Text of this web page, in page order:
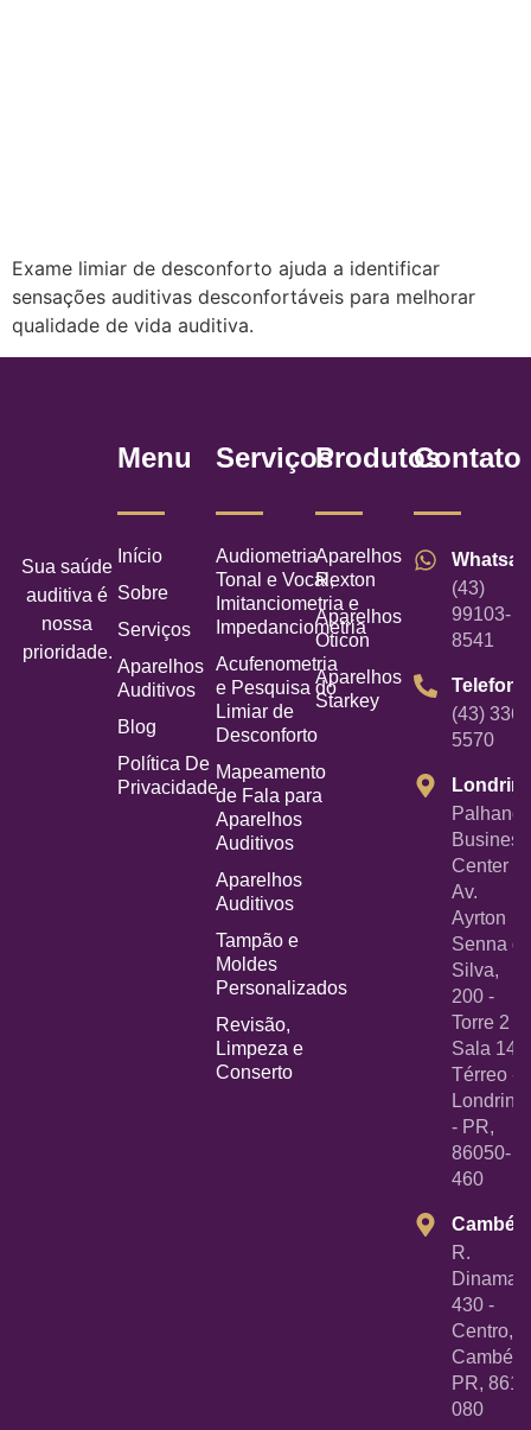
Exame limiar de desconforto ajuda a identificar
sensações auditivas desconfortáveis para melhorar
qualidade de vida auditiva.
Sua saúde
auditiva é
nossa
prioridade.
Menu
Início
Sobre
Serviços
Aparelhos
Auditivos
Blog
Política De
Privacidade
Serviços
Audiometria
Tonal e Vocal,
Imitanciometria e
Impedanciometria
Acufenometria
e Pesquisa do
Limiar de
Desconforto
Mapeamento
de Fala para
Aparelhos
Auditivos
Aparelhos
Auditivos
Tampão e
Moldes
Personalizados
Revisão,
Limpeza e
Conserto
Produtos
Aparelhos
Rexton
Aparelhos
Oticon
Aparelhos
Starkey
Contato
(43)
99103-
8541
Telefone
(43)
5570
Palhano
Business
Center -
Av.
Ayrton
Senna
Silva,
200 -
Torre 2 -
Sala 14
Térreo -
Londrina
- PR,
86050-
460
Cambé
R.
430 -
Centro,
Cambé -
PR,
080